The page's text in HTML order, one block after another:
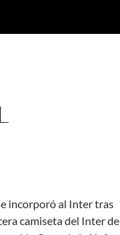
incorporó al Inter tras
camiseta del Inter de